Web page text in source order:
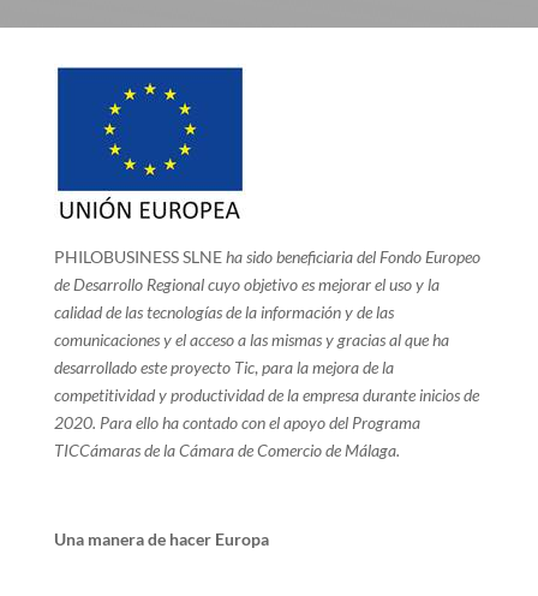
PHILOBUSINESS SLNEha sido beneficiaria del Fondo Europeo
de Desarrollo Regional cuyo objetivo es mejorar el uso y la
calidad de las tecnologías de la información y de las
comunicaciones y el acceso a las mismas y gracias al que ha
desarrollado este proyecto Tic, para la mejora de la
competitividad y productividad de la empresa durante inicios de
2020. Para ello ha contado con el apoyo del Programa
TICCámaras de la Cámara de Comercio de Málaga.
Una manera de hacer Europa